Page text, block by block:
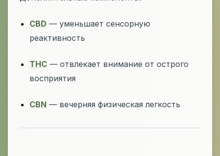
CBD — уменьшает сенсорную
реактивность
THC — отвлекает внимание от острого
восприятия
CBN — вечерняя физическая легкость